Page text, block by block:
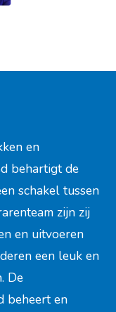
en
behartigt de
schakel tussen
zijn zij
en uitvoeren
een leuk en
De
beheert en